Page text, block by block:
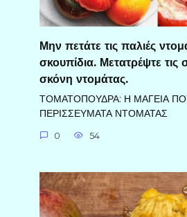
Μην πετάτε τις παλιές
σκουπίδια. Μετατρέψτε τις
σκόνη ντομάτας.
ΤΟΜΑΤΟΠΟΥΔΡΑ: Η ΜΑΓΕΙΑ
ΠΕΡΙΣΣΕΥΜΑΤΑ ΝΤΟΜΑΤΑΣ
0 54